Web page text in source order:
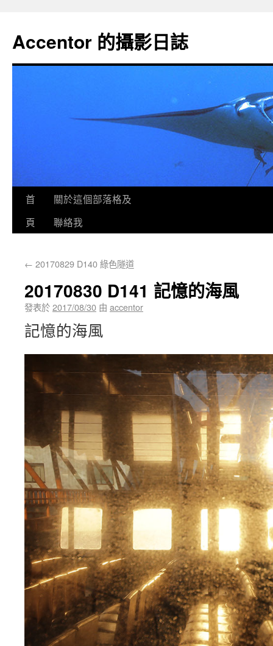
Accentor 的攝影日誌
首
頁
關於這個部落格及
聯絡我
← 20170829 D140 綠色隧道
20170830 D141 記憶的海風
發表於2017/08/30 由 accentor
記憶的海風